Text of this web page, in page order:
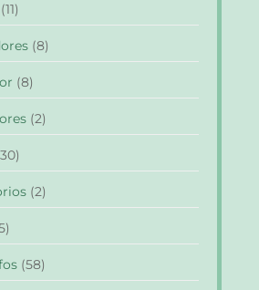
(11)
(8)
(8)
(2)
(2)
(58)